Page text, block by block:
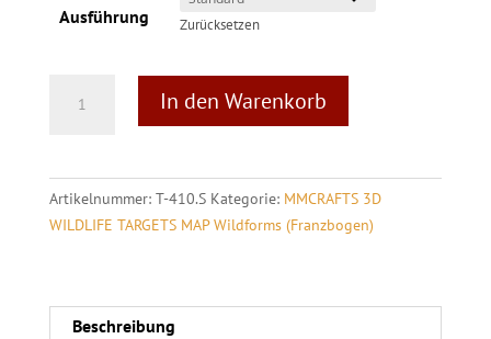
Ausführung Zurücksetzen
Wildforms
Target
Javelina
In den Warenkorb
r
n
Artikelnummer: T-410.S Kategorie: MMCRAFTS 3D
WILDLIFE TARGETS MAP Wildforms (Franzbogen)
Beschreibung